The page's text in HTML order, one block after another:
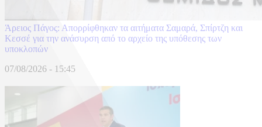
Άρειος Πάγος: Απορρίφθηκαν τα αιτήματα Σαμαρά, Σπίρτζη και
Κεσσέ για την ανάσυρση από το αρχείο της υπόθεσης των
υποκλοπών
07/08/2026 - 15:45